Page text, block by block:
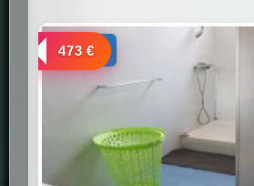
a louer
473 €